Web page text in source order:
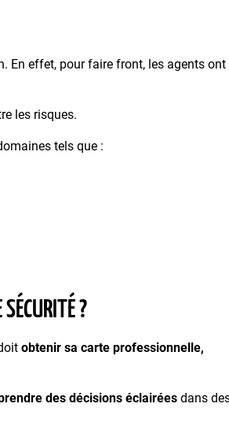
En effet, pour faire front, les agents ont
les risques.
tels que :
?
obtenir sa carte professionnelle,
des décisions éclairées dans